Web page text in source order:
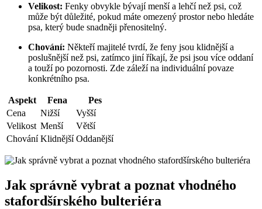
Velikost: Fenky obvykle bývají menší a lehčí než psi, což
může být důležité, pokud máte omezený prostor nebo hledáte
psa, který bude snadněji přenositelný.
Chování: Někteří majitelé tvrdí, že feny jsou klidnější a
poslušnější než psi, zatímco jiní říkají, že psi jsou více oddaní
a touží po pozornosti. Zde záleží na individuální povaze
konkrétního psa.
Aspekt Fena
Pes
Cena
Nižší
Vyšší
Velikost Menší
Větší
Chování Klidnější Oddanější
Jak správně vybrat a poznat vhodného
stafordšírského bulteriéra